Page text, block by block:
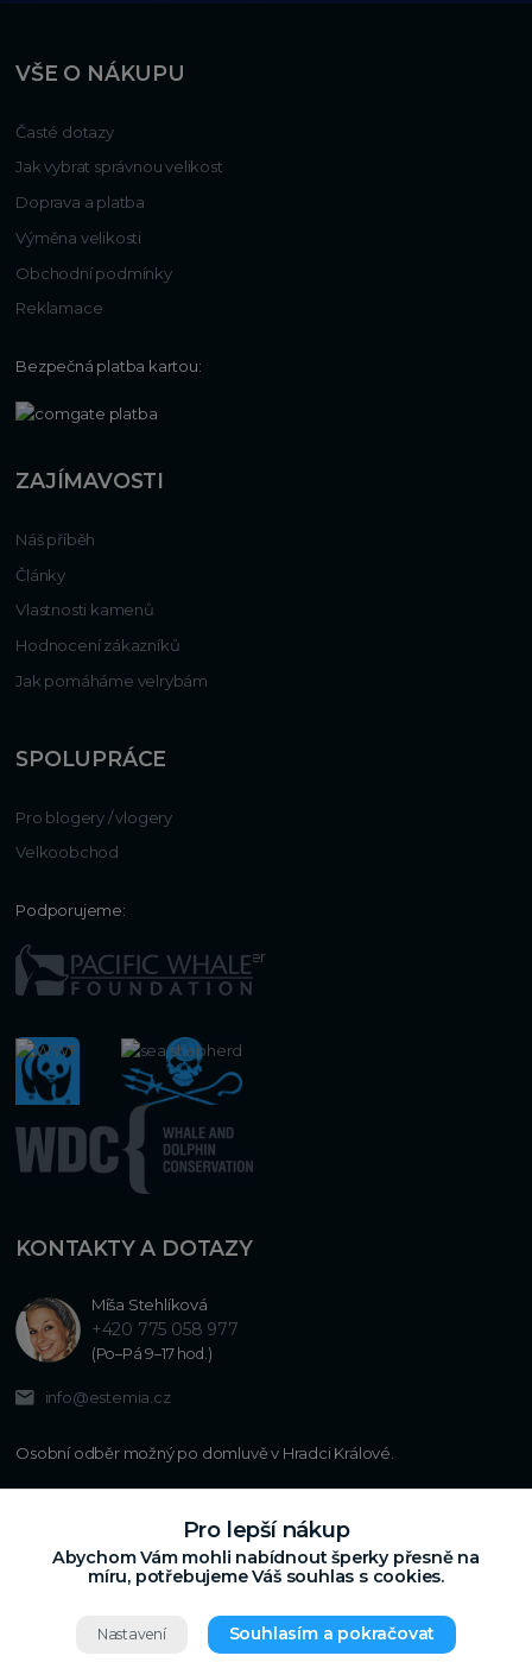
VŠE O NÁKUPU
Časté dotazy
Jak vybrat správnou velikost
Doprava a platba
Výměna velikosti
Obchodní podmínky
Reklamace
Bezpečná platba kartou:
ZAJÍMAVOSTI
Náš příběh
Články
Vlastnosti kamenů
Hodnocení zákazníků
Jak pomáháme velrybám
SPOLUPRÁCE
Pro blogery / vlogery
Velkoobchod
Podporujeme:
KONTAKTY A DOTAZY
Míša Stehlíková
+420 775 058 977
(Po–Pá 9–17 hod.)
info@estemia.cz
Pro lepší nákup
Abychom Vám mohli nabídnout šperky přesně na
míru, potřebujeme Váš souhlas s cookies.
Nastavení Souhlasím a pokračovat